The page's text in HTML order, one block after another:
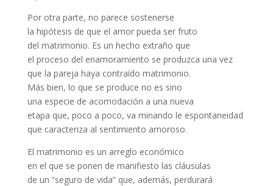
Por otra parte, no parece sostenerse
la hipótesis de que el amor pueda ser fruto
del matrimonio. Es un hecho extraño que
el proceso del enamoramiento se produzca una vez
que la pareja haya contraído matrimonio.
Más bien, lo que se produce no es sino
una especie de acomodación a una nueva
etapa que, poco a poco, va minando le espontaneidad
que caracteriza al sentimiento amoroso.
El matrimonio es un arreglo económico
en el que se ponen de manifiesto las cláusulas
de un “seguro de vida” que, además, perdurará